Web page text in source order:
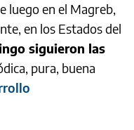
luego en el Magreb,
en los Estados del
siguieron las
pura, buena